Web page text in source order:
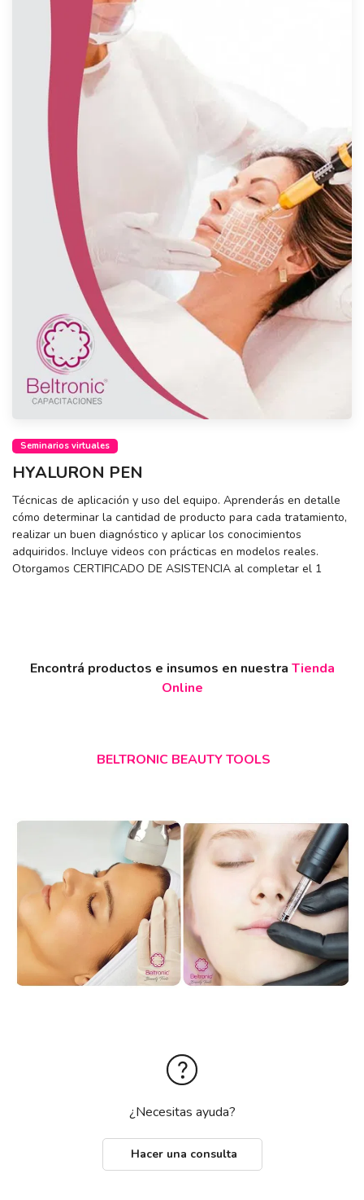
Seminarios virtuales
HYALURON PEN
Técnicas de aplicación y uso del equipo. Aprenderás en detalle
cómo determinar la cantidad de producto para cada tratamiento,
realizar un buen diagnóstico y aplicar los conocimientos
adquiridos. Incluye videos con prácticas en modelos reales.
Otorgamos CERTIFICADO DE ASISTENCIA al completar el 1
Encontrá productos e insumos en nuestra Tienda
Online
BELTRONIC BEAUTY TOOLS
¿Necesitas ayuda?
Hacer una consulta